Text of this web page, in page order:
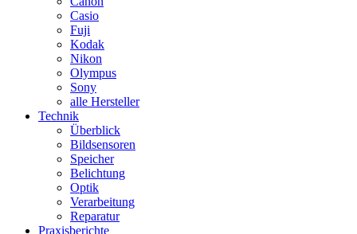
Casio
Fuji
Kodak
Nikon
Olympus
Sony
alle Hersteller
Technik
Überblick
Bildsensoren
Speicher
Belichtung
Optik
Verarbeitung
Reparatur
Praxisberichte